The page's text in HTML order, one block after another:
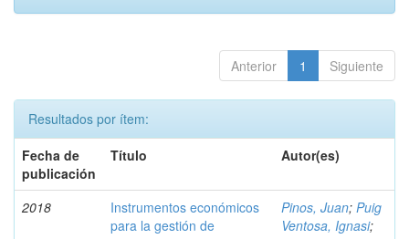
Anterior 1 Siguiente
Resultados por ítem:
Fecha de
publicación
Título Autor(es)
2018
Instrumentos económicos
para la gestión de
Pinos, Juan; Puig
Ventosa, Ignasi;